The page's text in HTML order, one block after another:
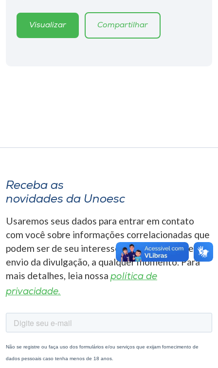
Rádio
A+
Visualizar Compartilhar
Receba as
novidades da Unoesc
Usaremos seus dados para entrar em contato
com você sobre informações correlacionadas que
podem ser de seu interesse. Você pode cancelar o
envio da divulgação, a qualquer momento. Para
mais detalhes, leia nossa política de
privacidade.